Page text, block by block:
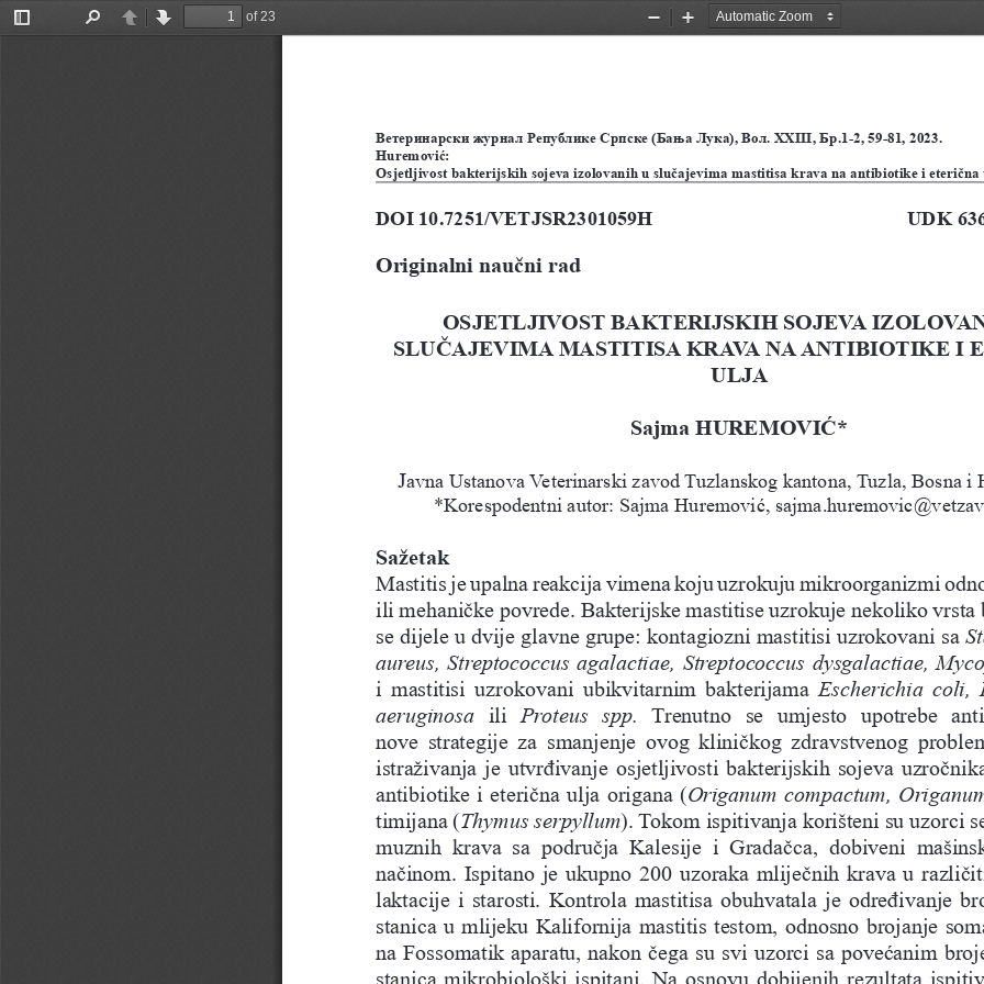
Toggle
PreviousNext
of 23
Zoom
Zoom
Ветеринарски журнал Републике Српске (Бања Лука), Вол. XXIII, Бр.1-2, 59-81, 2023.
Huremović:
Osjetljivost bakterijskih sojeva izolovanih u slučajevima mastitisa krava na antibiotike i eterična
DOI 10.7251/VETJSR2301059H
UDK
Originalni naučni rad
OSJETLJIVOST BAKTERIJSKIH SOJEVA
SLUČAJEVIMA MASTITISA KRAVA NA ANTIBIOTIKE I
ULJA
Sajma HUREMOVIĆ*
Javna Ustanova Veterinarski zavod Tuzlanskog kantona, Tuzla, Bosna i
*Korespodentni autor: Sajma Huremović,
Sažetak
Mastitis je upalna reakcija vimena koju uzrokuju mikroorganizmi
ili mehaničke povrede. Bakterijske mastitise uzrokuje nekoliko vrsta
se dijele u dvije glavne grupe: kontagiozni mastitisi uzrokovani sa
aureus, Streptococcus agalactiae, Streptococcus dysgalactiae,
i  mastitisi  uzrokovani  ubikvitarnim bakterijama Escherichia coli,
aeruginosa
ili
  Proteus  spp.
Trenutno  se  umjesto  upotrebe
nove  strategije  za  smanjenje  ovog  kliničkog  zdravstvenog
istraživanja je utvrđivanje osjetljivosti bakterijskih sojeva
antibiotike i eterična ulja origana (Origanum compactum,
timijana (Thymus serpyllum). Tokom ispitivanja korišteni su uzorci
muznih  krava  sa  područja  Kalesije  i  Gradačca,  dobiveni
načinom. Ispitano je ukupno 200 uzoraka mliječnih krava u
laktacije i starosti. Kontrola mastitisa obuhvatala je određivanje
stanica u mlijeku Kalifornija mastitis testom, odnosno brojanje
na Fossomatik aparatu, nakon čega su svi uzorci sa povećanim
stanica mikrobiološki ispitani. Na osnovu dobijenih rezultata